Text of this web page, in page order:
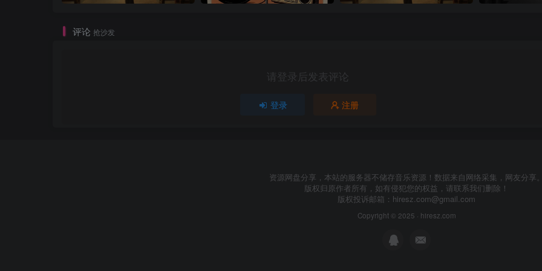
评论 抢沙发
请登录后发表评论
登录 注册
资源网盘分享，本站的服务器不储存音乐资源！数据来自网络采集，网友分享
版权归原作者所有，如有侵犯您的权益，请联系我们删除！
版权投诉邮箱： hiresz.com@gmail.com
Copyright © 2025 · hiresz.com